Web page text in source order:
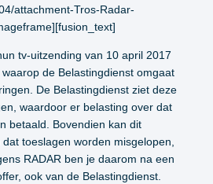
attachment-Tros-Radar-
tv-uitzending van 10 april 2017
de Belastingdienst omgaat
De Belastingdienst ziet deze
waardoor er belasting over dat
betaald. Bovendien kan dit
toeslagen worden misgelopen,
RADAR ben je daarom na een
ook van de Belastingdienst.